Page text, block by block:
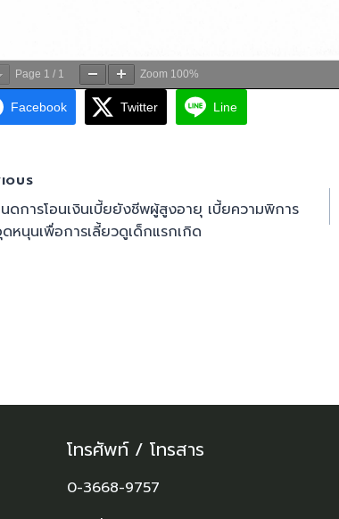
Page 1 / 1 Zoom 100%
Facebook Twitter Line
ดการโอนเงินเบี้ยยังชีพผู้สูงอายุ เบี้ยความพิการ
ดหนุนเพื่อการเลี้ยวดูเด็กแรกเกิด
โทรศัพท์ / โทรสาร
0-3668-9757